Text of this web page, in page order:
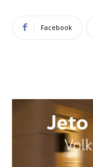
Facebook